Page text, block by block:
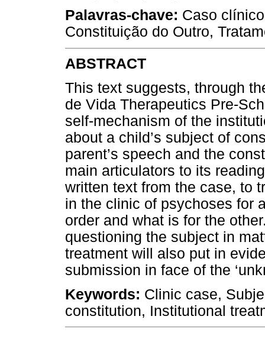
Palavras-chave: Caso
Constituição do Outro,
ABSTRACT
This text suggests, through
de Vida Therapeutics Pre-
self-mechanism of the
about a child’s subject of
parent’s speech and the
main articulators to its
written text from the case, to
in the clinic of psychoses for
order and what is for the
questioning the subject in
treatment will also put in
submission in face of the
Keywords: Clinic case,
constitution, Institutional